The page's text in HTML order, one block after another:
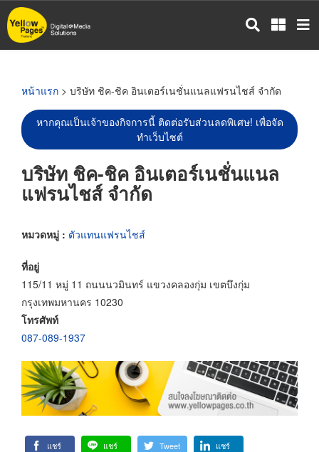
ข้าม
ไป
หน้าแรก > บริษัท ชิค-ชิค อินเตอร์เนชั่นแนลแฟรนไชส์ จำกัด
หากคุณเป็นเจ้าของกิจการนี้ ติดต่อรับส่วนลดพิเศษ! เพื่อจัด
ทำเว็บไซต์
บริษัท ชิค-ชิค อินเตอร์เนชั่นแนล
แฟรนไชส์ จำกัด
หมวดหมู่ : ตัวแทนแฟรนไชส์
ที่อยู่
115/11 หมู่ 11 ถนนนวมินทร์ แขวงคลองกุ่ม เขตบึงกุ่ม
กรุงเทพมหานคร 10230
โทรศัพท์
087-089-1937
แชร์ แชร์ Tweet แชร์